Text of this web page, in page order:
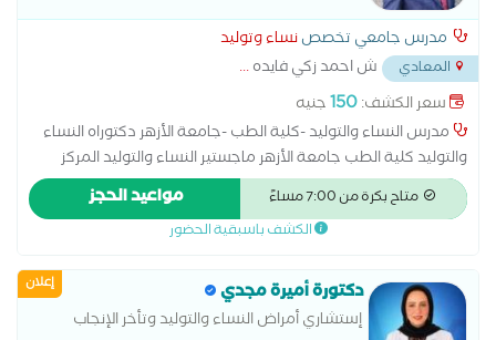
مدرس جامعي تخصصنساء وتوليد
المعادي ش احمد زكي فايده...
سعر الكشف:150جنيه
مدرس النساء والتوليد -كلية الطب -جامعة الأزهر دكتوراه النساء
والتوليد كلية الطب جامعة الأزهر ماجستير النساء والتوليد المركز
الدولي الإسلامي زميل طب الجنين وتشوهات الأجنه _القصر العيني
استشاري الحقن المجهري مستشفى آدم الدولي
متاح بكرة من 7:00 مساءً مواعيد الحجز
الكشف باسبقية الحضور
إعلان دكتورة أميرة مجدي
إستشاري أمراض النساء والتوليد وتأخر الإنجاب